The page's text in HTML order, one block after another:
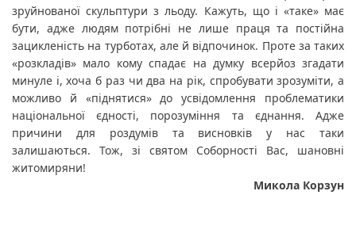
зруйнованої скульптури з льоду. Кажуть, що і «таке» має
бути, адже людям потрібні не лише праця та постійна
зацикленість на турботах, але й відпочинок. Проте за таких
«розкладів» мало кому спадає на думку всерйоз згадати
минуле і, хоча б раз чи два на рік, спробувати зрозуміти, а
можливо й «піднятися» до усвідомлення проблематики
національної єдності, порозуміння та єднання. Адже
причини для роздумів та висновків у нас таки
залишаються. Тож, зі святом Соборності Вас, шановні
житомиряни!
Микола Корзун